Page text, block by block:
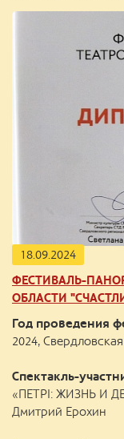
18.09.2024
ФЕСТИВАЛЬ-
ОБЛАСТИ
Год проведения
2024,
Спектакль-
«ПЕТРI: ЖИЗНЬ И
Дмитрий Ерохин